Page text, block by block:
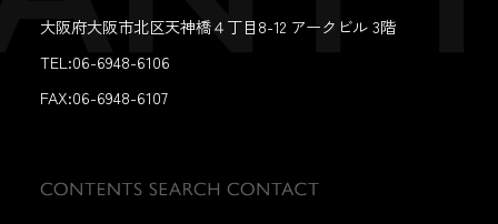
大阪府大阪市北区天神橋４丁目8-12 アークビル 3階
TEL:06-6948-6106
FAX:06-6948-6107